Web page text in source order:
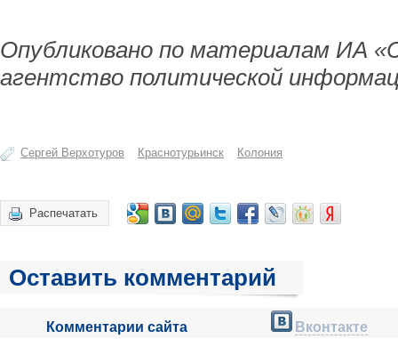
Опубликовано по материалам ИА
агентство политической
Сергей Верхотуров Краснотурьинск Колония
Распечатать
Оставить комментарий
Комментарии сайта Вконтакте